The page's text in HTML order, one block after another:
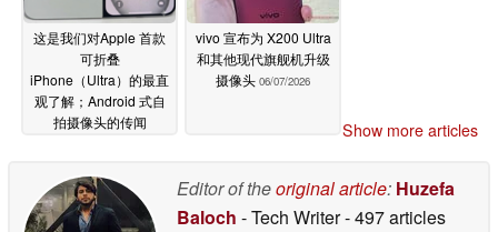
这是我们对Apple 首款
可折叠
iPhone（Ultra）的最直
观了解；Android 式自
拍摄像头的传闻
vivo 宣布为 X200 Ultra
和其他现代旗舰机升级
摄像头 06/07/2026
Show more articles
Editor of theoriginal article: Huzefa
Baloch - Tech Writer- 497 articles